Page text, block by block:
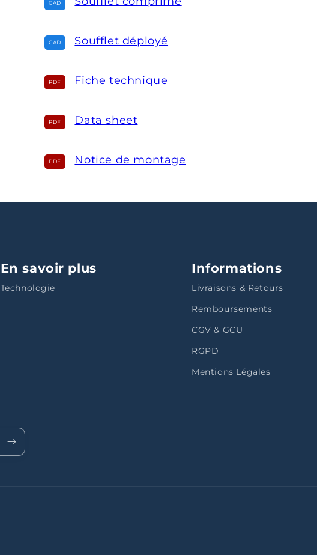
Soufflet déployé
Fiche technique
Data sheet
Notice de montage
En savoir plus
Technologie
Informations
Livraisons & Retours
Remboursements
CGV & GCU
RGPD
Mentions Légales